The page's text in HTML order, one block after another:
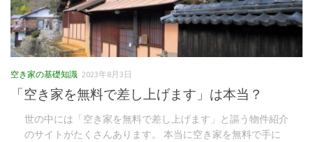
空き家の基礎知識 2023年8月3日
「空き家を無料で差し上げます」は本当？
世の中には「空き家を無料で差し上げます」と謳う物件紹介
のサイトがたくさんあります。 本当に空き家を無料で手に